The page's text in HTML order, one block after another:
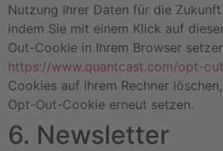
Nutzung Ihrer Daten für die
indem Sie mit einem Klick auf
Out-Cookie in Ihrem Browser
https://www.quantcast.com/opt-
Cookies auf Ihrem Rechner
Opt-Out-Cookie erneut setzen.
6. Newsletter